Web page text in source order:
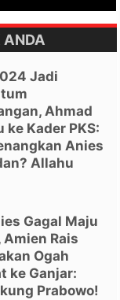
ANDA
Jadi
Ahmad
ke Kader PKS:
Anies
Allahu
Gagal Maju
Amien Rais
Ogah
ke Ganjar:
Prabowo!